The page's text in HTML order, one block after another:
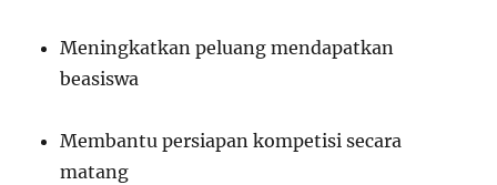
Meningkatkan peluang mendapatkan
beasiswa
Membantu persiapan kompetisi secara
matang